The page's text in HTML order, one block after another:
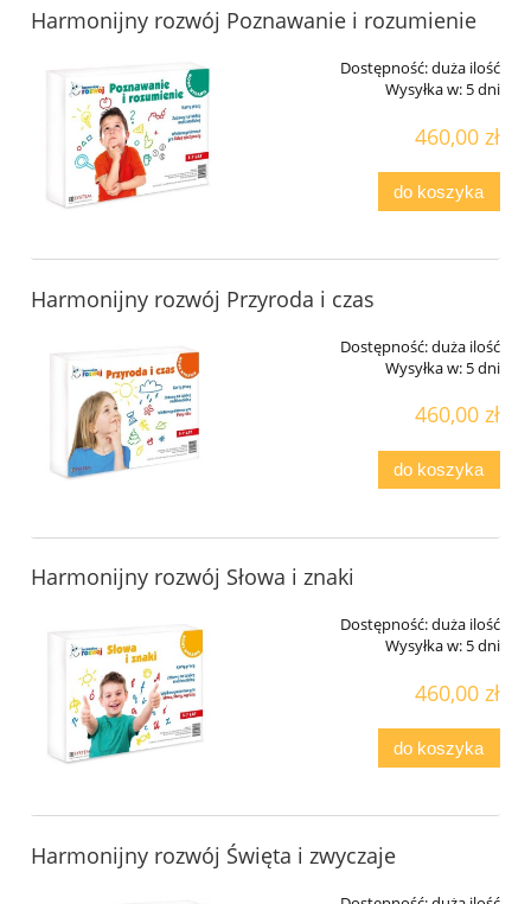
Harmonijny rozwój Poznawanie i rozumienie
Dostępność:duża ilość
Wysyłka w: 5 dni
460,00 zł
do koszyka
Harmonijny rozwój Przyroda i czas
Dostępność:duża ilość
Wysyłka w: 5 dni
460,00 zł
do koszyka
Harmonijny rozwój Słowa i znaki
Dostępność:duża ilość
Wysyłka w: 5 dni
460,00 zł
do koszyka
Harmonijny rozwój Święta i zwyczaje